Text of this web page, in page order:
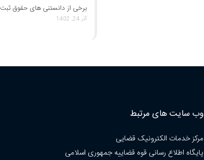
برخی از دانستنی های حقوق ثبت
آذر 24, 1402
وب سایت های مرتبط
مرکز خدمات الکترونیک قضایی
پایگاه اطلاع رسانی قوه قضاییه جمهوری اسلامی